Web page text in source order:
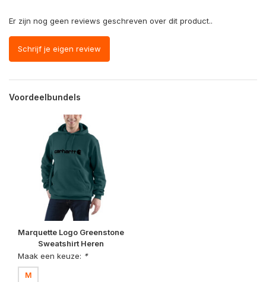
Er zijn nog geen reviews geschreven over dit product..
Schrijf je eigen review
Voordeelbundels
Marquette Logo Greenstone
Sweatshirt Heren
Maak een keuze: *
M